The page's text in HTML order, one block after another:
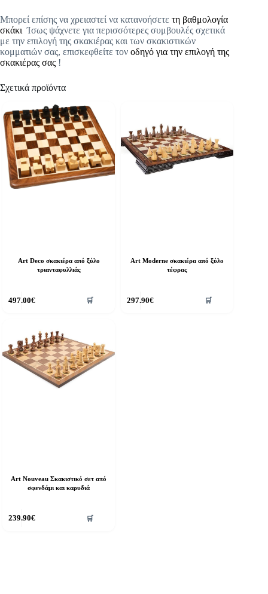
Μπορεί επίσης να χρειαστεί να κατανοήσετε τη βαθμολογία
σκάκι Ίσως ψάχνετε για περισσότερες συμβουλές σχετικά
με την επιλογή της σκακιέρας και των σκακιστικών
κομματιών σας, επισκεφθείτε τον οδηγό για την επιλογή της
σκακιέρας σας !
Σχετικά προϊόντα
Art Deco σκακιέρα από ξύλο
τριανταφυλλιάς
497.00€ 🛒
Art Moderne σκακιέρα από ξύλο
τέφρας
297.90€ 🛒
Art Nouveau Σκακιστικό σετ από
σφενδάμι και καρυδιά
239.90€ 🛒